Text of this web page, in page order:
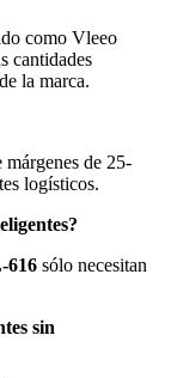
como Vleeo
cantidades
la marca.
de 25-
logísticos.
616 sólo necesitan
sin